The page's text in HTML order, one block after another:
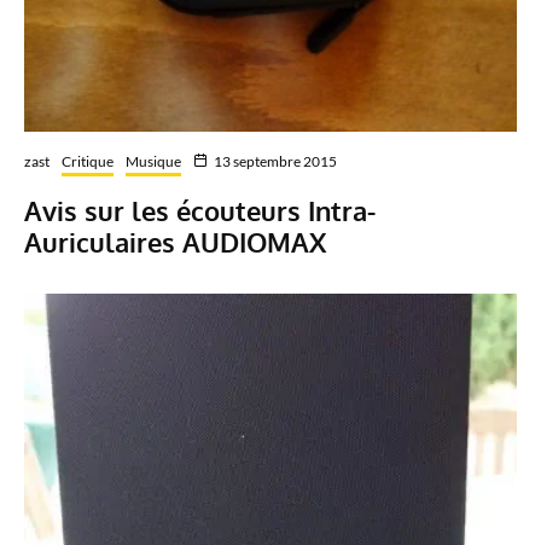
zast Critique Musique 13 septembre 2015
Avis sur les écouteurs Intra-
Auriculaires AUDIOMAX